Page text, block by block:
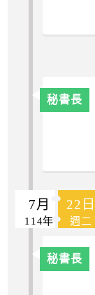
7月 22日
114年 週二